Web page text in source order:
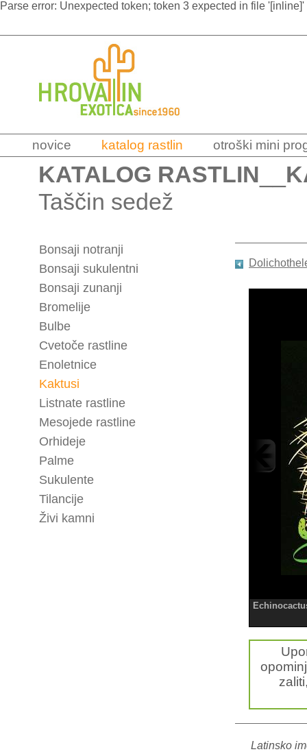
Parse error: Unexpected token; token 3 expected in file
novice katalog rastlin otroški mini
KATALOG RASTLIN
Taščin sedež
Bonsaji notranji
Bonsaji sukulentni
Bonsaji zunanji
Bromelije
Bulbe
Cvetoče rastline
Enoletnice
Kaktusi
Listnate rastline
Mesojede rastline
Orhideje
Palme
Sukulente
Tilancije
Živi kamni
Latinsko